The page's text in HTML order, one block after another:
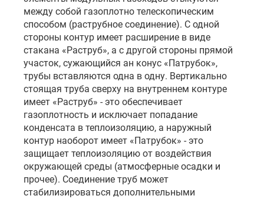
между собой газоплотно телескопическим
способом (раструбное соединение). С одной
стороны контур имеет расширение в виде
стакана «Раструб», а с другой стороны прямой
участок, сужающийся ан конус «Патрубок»,
трубы вставляются одна в одну. Вертикально
стоящая труба сверху на внутреннем контуре
имеет «Раструб» - это обеспечивает
газоплотность и исключает попадание
конденсата в теплоизоляцию, а наружный
контур наоборот имеет «Патрубок» - это
защищает теплоизоляцию от воздействия
окружающей среды (атмосферные осадки и
прочее). Соединение труб может
стабилизироваться дополнительными